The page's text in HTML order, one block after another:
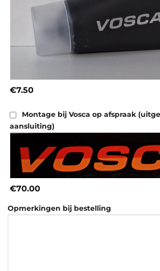
€7.50
Montage bij Vosca op afspraak
aansluiting)
€70.00
Opmerkingen bij bestelling